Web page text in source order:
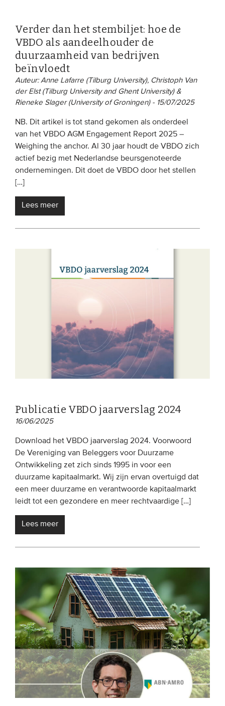
Verder dan het stembiljet: hoe de
VBDO als aandeelhouder de
duurzaamheid van bedrijven
beïnvloedt
Auteur: Anne Lafarre (Tilburg University), Christoph Van
der Elst (Tilburg University and Ghent University) &
Rieneke Slager (University of Groningen) - 15/07/2025
NB. Dit artikel is tot stand gekomen als onderdeel
van het VBDO AGM Engagement Report 2025 –
Weighing the anchor. Al 30 jaar houdt de VBDO zich
actief bezig met Nederlandse beursgenoteerde
ondernemingen. Dit doet de VBDO door het stellen
[…]
Lees meer
Publicatie VBDO jaarverslag 2024
16/06/2025
Download het VBDO jaarverslag 2024. Voorwoord
De Vereniging van Beleggers voor Duurzame
Ontwikkeling zet zich sinds 1995 in voor een
duurzame kapitaalmarkt. Wij zijn ervan overtuigd dat
een meer duurzame en verantwoorde kapitaalmarkt
leidt tot een gezondere en meer rechtvaardige […]
Lees meer